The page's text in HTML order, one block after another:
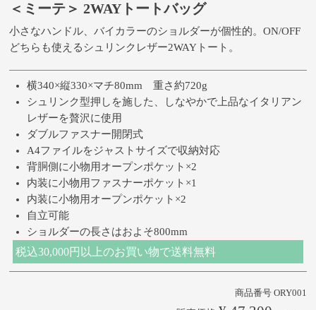
＜ミーテ＞ 2WAYトートバッグ
小さなハンドル、バイカラーのショルダーが個性的。ON/OFF
どちらも使えるシュリンクレザー2WAYトート。
横340×縦330×マチ80mm 重さ約720g
シュリンク型押しを施した、しなやかで上品なイタリアン
レザーを贅沢に使用
ダブルファスナー開閉式
A4ファイルをジャストサイズで収納対応
背胴側に小物用オープンポケット×2
内装に小物用ファスナーポケット×1
内装に小物用オープンポケット×2
自立可能
ショルダーの長さはおよそ800mm
税込30,000円以上のお買い物で送料無料
商品番号 ORY001